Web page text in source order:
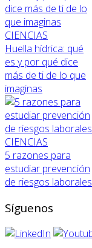
CIENCIAS
Huella hídrica: qué
es y por qué dice
más de ti de lo que
imaginas
CIENCIAS
5 razones para
estudiar prevención
de riesgos laborales
Síguenos